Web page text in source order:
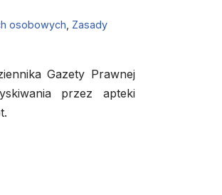
osobowych Zasady
Gazety Prawnej
przez apteki